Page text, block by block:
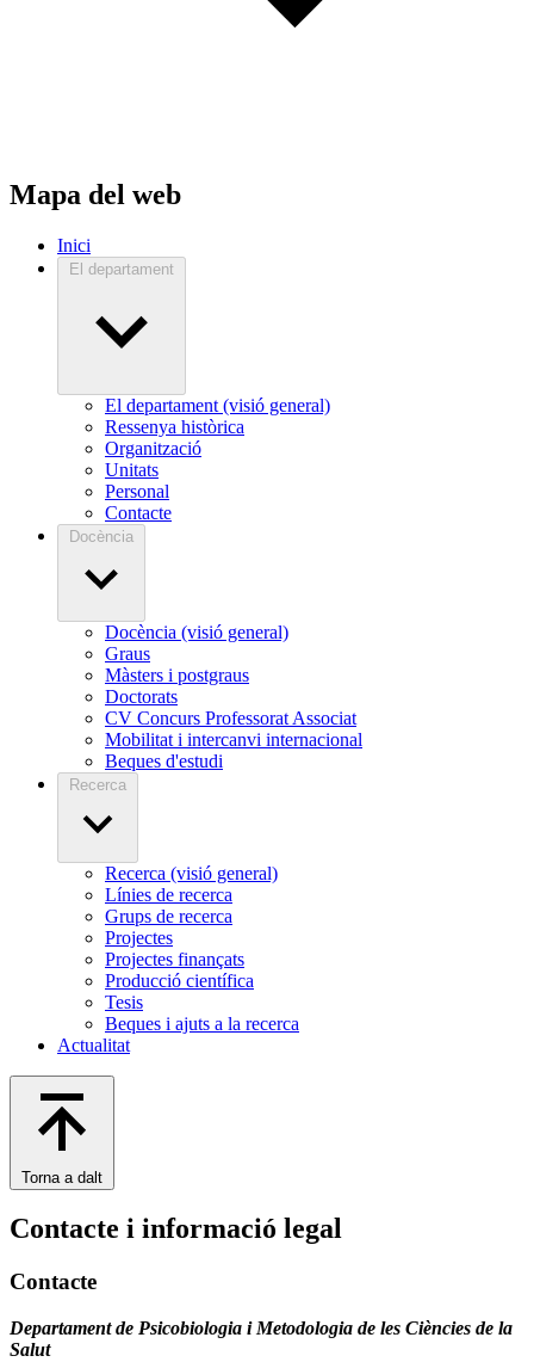
Mapa del web
Inici
El departament
El departament (visió general)
Ressenya històrica
Organització
Unitats
Personal
Contacte
Docència
Docència (visió general)
Graus
Màsters i postgraus
Doctorats
CV Concurs Professorat Associat
Mobilitat i intercanvi internacional
Beques d'estudi
Recerca
Recerca (visió general)
Línies de recerca
Grups de recerca
Projectes
Projectes finançats
Producció científica
Tesis
Beques i ajuts a la recerca
Actualitat
Torna a dalt
Contacte i informació legal
Contacte
Departament de Psicobiologia i Metodologia de les Ciències de la
Salut